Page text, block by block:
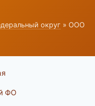
округ » ООО
ФО